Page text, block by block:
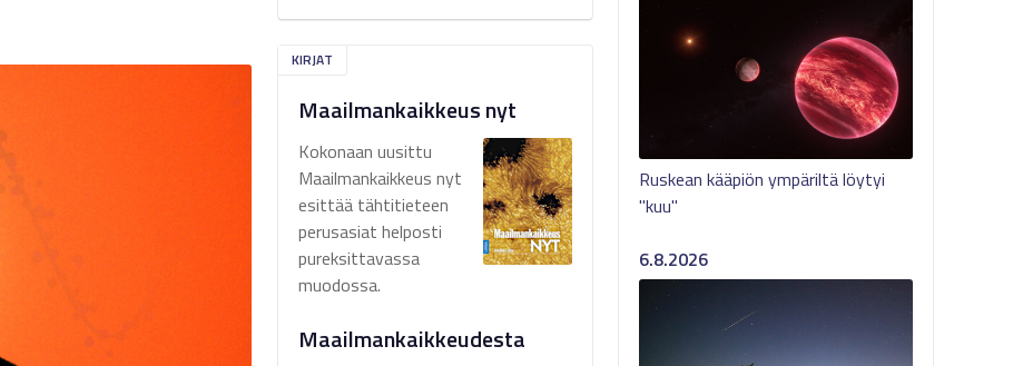
KIRJAT
Maailmankaikkeus nyt
Kokonaan uusittu
Maailmankaikkeus nyt
esittää tähtitieteen
perusasiat helposti
pureksittavassa
muodossa.
Maailmankaikkeudesta
Ruskean kääpiön ympäriltä löytyi
"kuu"
6.8.2026